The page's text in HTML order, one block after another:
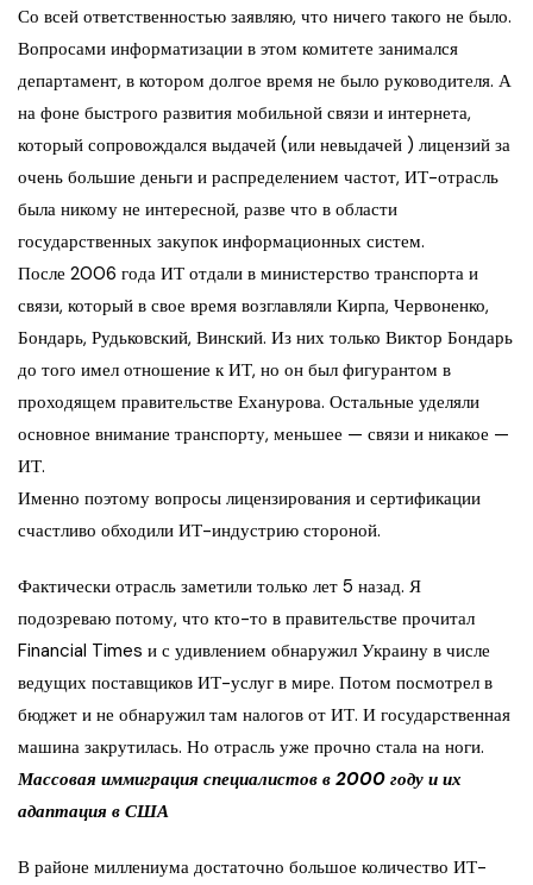
Со всей ответственностью заявляю, что ничего такого не было.
Вопросами информатизации в этом комитете занимался
департамент, в котором долгое время не было руководителя. А
на фоне быстрого развития мобильной связи и интернета,
который сопровождался выдачей (или невыдачей ) лицензий за
очень большие деньги и распределением частот, ИТ-отрасль
была никому не интересной, разве что в области
государственных закупок информационных систем.
После 2006 года ИТ отдали в министерство транспорта и
связи, который в свое время возглавляли Кирпа, Червоненко,
Бондарь, Рудьковский, Винский. Из них только Виктор Бондарь
до того имел отношение к ИТ, но он был фигурантом в
проходящем правительстве Еханурова. Остальные уделяли
основное внимание транспорту, меньшее — связи и никакое —
ИТ.
Именно поэтому вопросы лицензирования и сертификации
счастливо обходили ИТ-индустрию стороной.
Фактически отрасль заметили только лет 5 назад. Я
подозреваю потому, что кто-то в правительстве прочитал
Financial Times и с удивлением обнаружил Украину в числе
ведущих поставщиков ИТ-услуг в мире. Потом посмотрел в
бюджет и не обнаружил там налогов от ИТ. И государственная
машина закрутилась. Но отрасль уже прочно стала на ноги.
Массовая иммиграция специалистов в 2000 году и их
адаптация в США
В районе миллениума достаточно большое количество ИТ-